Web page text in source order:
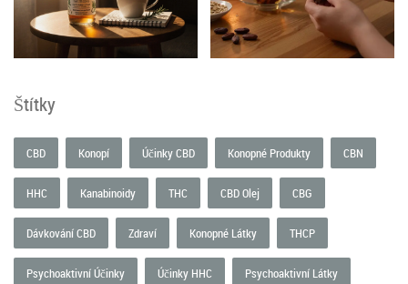
Štítky
CBD Konopí Účinky CBD Konopné Produkty CBN
HHC Kanabinoidy THC CBD Olej CBG
Dávkování CBD Zdraví Konopné Látky THCP
Psychoaktivní Účinky Účinky HHC Psychoaktivní Látky